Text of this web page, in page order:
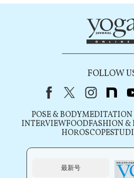
FOLLOW
FacebookX（旧Twitter）
instagram
note
POSE & BODY
INTERVIEWFOODFASHION &
HOROSCOPE
最新号